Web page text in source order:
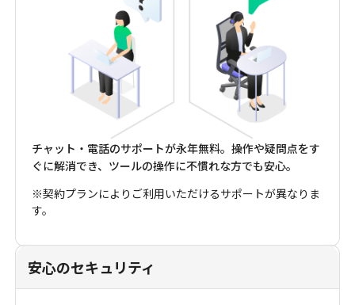
チャット・電話のサポートが永年無料。操作や疑問点をす
ぐに解消でき、ツールの操作に不慣れな方でも安心。
※契約プランによりご利用いただけるサポートが異なりま
す。
安心のセキュリティ